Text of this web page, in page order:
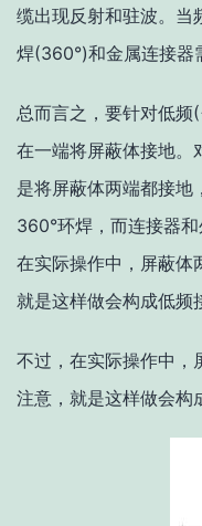
缆出现反射和驻波。当
焊(360°)和金属连接器
总而言之，要针对低
在一端将屏蔽体接地
是将屏蔽体两端都接地
360°环焊，而连接器
在实际操作中，屏蔽体
就是这样做会构成低频
不过，在实际操作中，
注意，就是这样做会构